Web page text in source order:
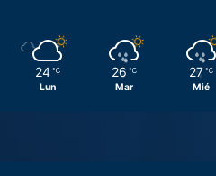
24 ℃
Lun
26 ℃
Mar
27 ℃
Mié